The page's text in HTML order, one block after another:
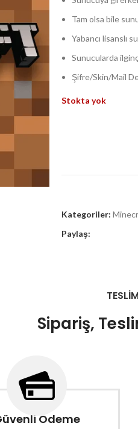
Tam olsa bile
Yabancı lisanslı
Sunucularda
Şifre/Skin/Mail
Stokta yok
Kategoriler:
Paylaş:
Sipariş,
Ödeme